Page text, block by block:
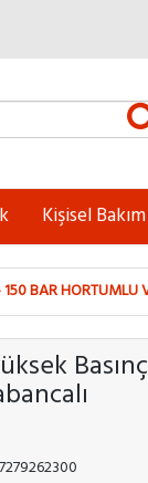
Kişisel Bakım
BAR HORTUMLU